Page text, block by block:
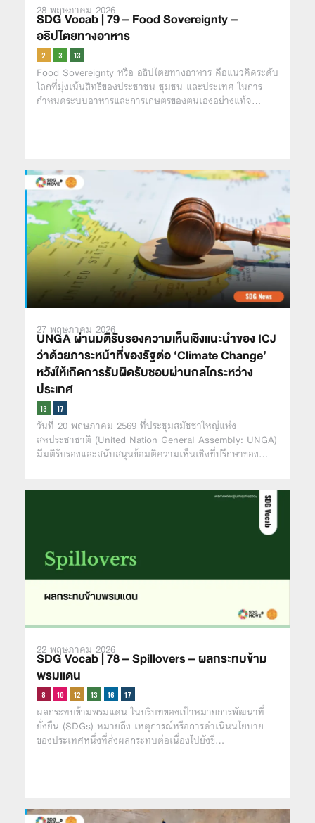
28 พฤษภาคม 2026
SDG Vocab | 79 – Food Sovereignty –
อธิปไตยทางอาหาร
Food Sovereignty หรือ อธิปไตยทางอาหาร คือแนวคิดระดับ
โลกที่มุ่งเน้นสิทธิของประชาชน ชุมชน และประเทศ ในการ
กำหนดระบบอาหารและการเกษตรของตนเองอย่างแท้จ…
27 พฤษภาคม 2026
UNGA ผ่านมติรับรองความเห็นเชิงแนะนำของ ICJ
ว่าด้วยภาระหน้าที่ของรัฐต่อ ‘Climate Change’
หวังให้เกิดการรับผิดรับชอบผ่านกลไกระหว่าง
ประเทศ
วันที่ 20 พฤษภาคม 2569 ที่ประชุมสมัชชาใหญ่แห่ง
สหประชาชาติ (United Nation General Assembly: UNGA)
มีมติรับรองและสนับสนุนข้อมติความเห็นเชิงที่ปรึกษาของ…
22 พฤษภาคม 2026
SDG Vocab | 78 – Spillovers – ผลกระทบข้าม
พรมแดน
ผลกระทบข้ามพรมแดน ในบริบทของเป้าหมายการพัฒนาที่
ยั่งยืน (SDGs) หมายถึง เหตุการณ์หรือการดำเนินนโยบาย
ของประเทศหนึ่งที่ส่งผลกระทบต่อเนื่องไปยังขี…